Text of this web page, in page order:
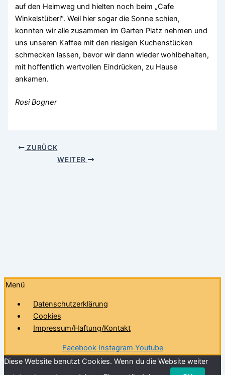
auf den Heimweg und hielten noch beim „Cafe
Winkelstüberl“. Weil hier sogar die Sonne schien,
konnten wir alle zusammen im Garten Platz nehmen und
uns unseren Kaffee mit den riesigen Kuchenstücken
schmecken lassen, bevor wir dann wieder wohlbehalten,
mit hoffentlich wertvollen Eindrücken, zu Hause
ankamen.
Rosi Bogner
ZURÜCK
WEITER
Menü
Datenschutzerklärung
Cookies
Impressum/Haftung/Kontakt
Facebook Instagram Youtube
Diese Website benutzt Cookies. Wenn du die Website weiter